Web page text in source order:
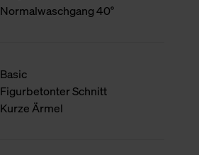
Normalwaschgang 40°
Basic
Figurbetonter Schnitt
Kurze Ärmel